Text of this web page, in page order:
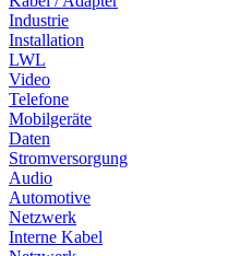
Industrie
Installation
LWL
Video
Telefone
Mobilgeräte
Daten
Stromversorgung
Audio
Automotive
Netzwerk
Interne Kabel